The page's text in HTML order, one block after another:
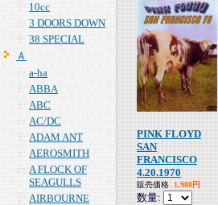
10cc
3 DOORS DOWN
38 SPECIAL
Ａ
a-ha
ABBA
ABC
AC/DC
ADAM ANT
AEROSMITH
A FLOCK OF
SEAGULLS
AIRBOURNE
PINK FLOYD
SAN
FRANCISCO
4.20.1970
販売価格 1,980円
数量: